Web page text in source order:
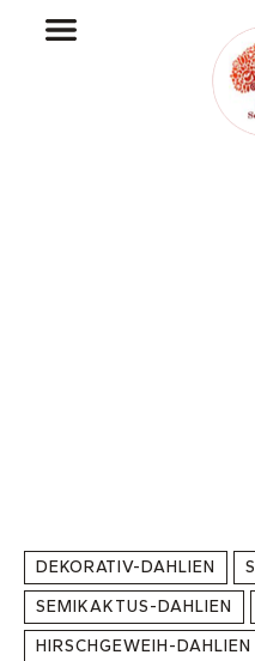
DEKORATIV-DAHLIEN
SEMIKAKTUS-DAHLIEN
HIRSCHGEWEIH-DAHLIEN